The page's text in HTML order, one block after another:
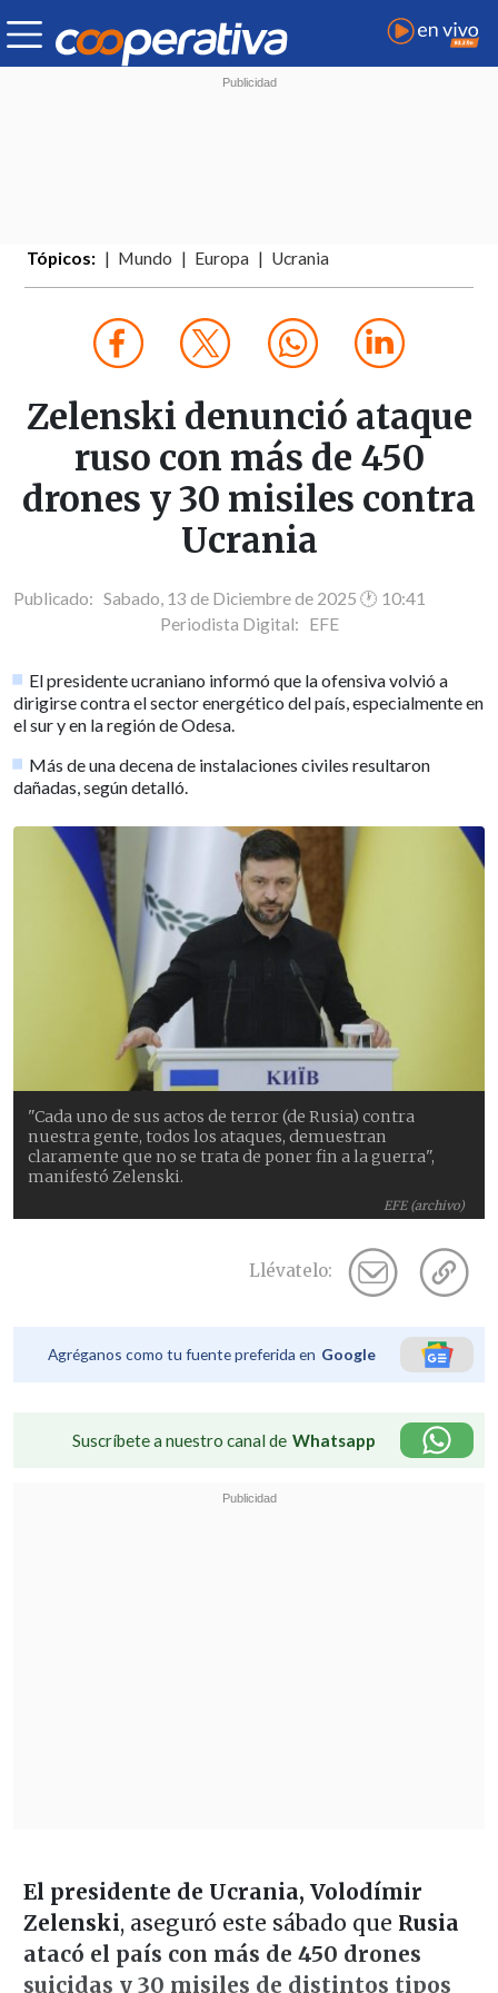
Tópicos: Mundo Europa Ucrania
Zelenski denunció ataque
ruso con más de 450
drones y 30 misiles contra
Ucrania
Publicado: Sabado, 13 de Diciembre de 2025 🕐 10:41
Periodista Digital: EFE
El presidente ucraniano informó que la ofensiva volvió a
dirigirse contra el sector energético del país, especialmente en
el sur y en la región de Odesa.
Más de una decena de instalaciones civiles resultaron
dañadas, según detalló.
EFE (archivo)
"Cada uno de sus actos de terror (de Rusia) contra
nuestra gente, todos los ataques, demuestran
claramente que no se trata de poner fin a la guerra",
manifestó Zelenski.
Llévatelo:
Agréganos como tu fuente preferida en Google
Suscríbete a nuestro canal de Whatsapp
El presidente de Ucrania, Volodímir
Zelenski, aseguró este sábado que Rusia
atacó el país con más de 450 drones
suicidas y 30 misiles de distintos tipos